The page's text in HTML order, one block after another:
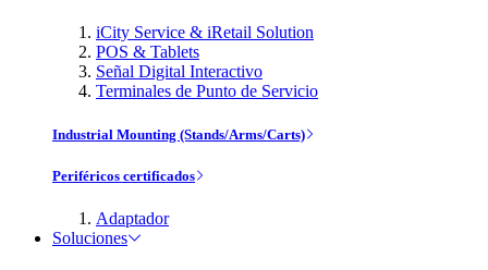
iCity Service & iRetail Solution
POS & Tablets
Señal Digital Interactivo
Terminales de Punto de Servicio
Industrial Mounting (Stands/Arms/Carts)
Periféricos certificados
Adaptador
Soluciones